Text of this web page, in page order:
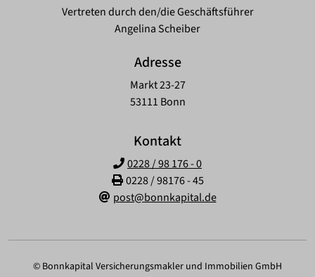
Vertreten durch den/die Geschäftsführer
Angelina Scheiber
Adresse
Markt 23-27
53111 Bonn
Kontakt
0228 / 98 176 - 0
0228 / 98176 - 45
post@bonnkapital.de
© Bonnkapital Versicherungsmakler und Immobilien GmbH